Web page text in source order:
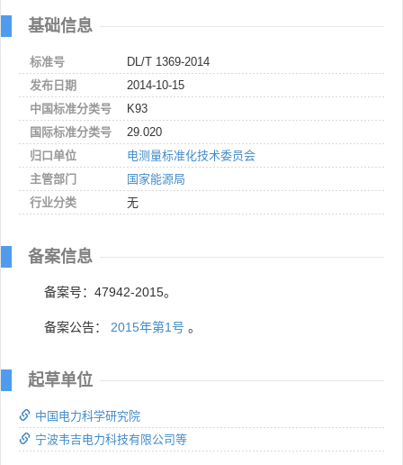
基础信息
标准号
DL/T 1369-2014
发布日期
2014-10-15
中国标准分类号
K93
国际标准分类号
29.020
归口单位
电测量标准化技术委员会
主管部门
国家能源局
行业分类
无
备案信息
备案号：47942-2015。
备案公告： 2015年第1号 。
起草单位
中国电力科学研究院
宁波韦吉电力科技有限公司等